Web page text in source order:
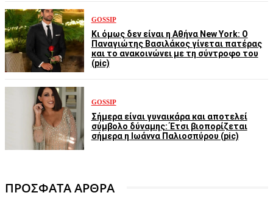
GOSSIP
Κι όμως δεν είναι η Αθήνα New York: Ο
Παναγιώτης Βασιλάκος γίνεται πατέρας
και το ανακοινώνει με τη σύντροφο του
(pic)
GOSSIP
Σήμερα είναι γυναικάρα και αποτελεί
σύμβολο δύναμης: Έτσι βιοπορίζεται
σήμερα η Ιωάννα Παλιοσπύρου (pic)
ΠΡΟΣΦΑΤΑ ΑΡΘΡΑ